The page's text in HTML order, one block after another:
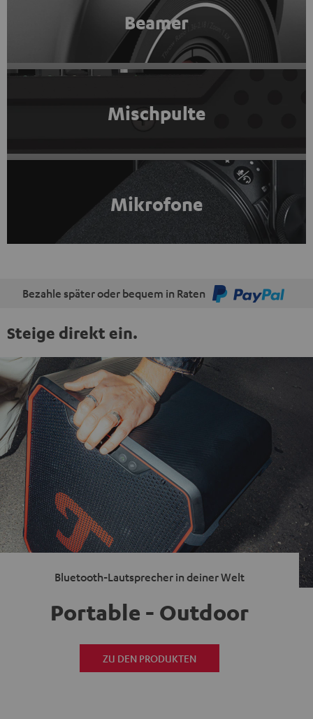
Beamer
Mischpulte
Mikrofone
Bezahle später oder bequem in Raten
Steige direkt ein.
Bluetooth-Lautsprecher in deiner Welt
Portable - Outdoor
ZU DEN PRODUKTEN